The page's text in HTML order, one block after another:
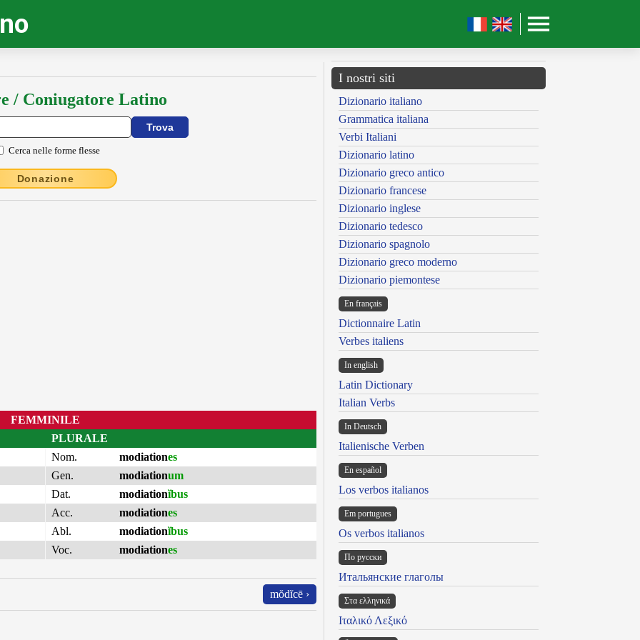
/ Coniugatore Latino
Cerca nelle forme flesse
Donazione
FEMMINILE
PLURALE
Nom.
modiationes
Gen.
modiationum
Dat.
modiationĭbus
Acc.
modiationes
Abl.
modiationĭbus
Voc.
modiationes
mŏdĭcē ›
I nostri siti
Dizionario italiano
Grammatica italiana
Verbi Italiani
Dizionario latino
Dizionario greco antico
Dizionario francese
Dizionario inglese
Dizionario tedesco
Dizionario spagnolo
Dizionario greco moderno
Dizionario piemontese
En français
Dictionnaire Latin
Verbes italiens
In english
Latin Dictionary
Italian Verbs
In Deutsch
Italienische Verben
En español
Los verbos italianos
Em portugues
Os verbos italianos
По русски
Итальянские глаголы
Στα ελληνικά
Ιταλικό Λεξικό